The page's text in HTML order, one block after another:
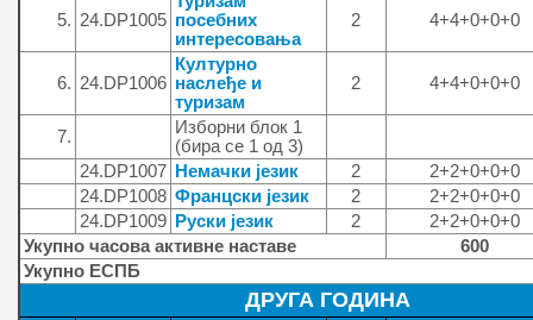
5. 24.DP1005 посебних
интересовања
2 4+4+0+0+0
6. 24.DP1006
Културно
наслеђе и
туризам
2 4+4+0+0+0
7.
Изборни блок 1
(бира се 1 од 3)
24.DP1007
Немачки језик 2
2+2+0+0+0
24.DP1008 Францски језик 2
2+2+0+0+0
24.DP1009
Руски језик 2
2+2+0+0+0
Укупно часова активне наставе
600
Укупно ЕСПБ
ДРУГА ГОДИНА